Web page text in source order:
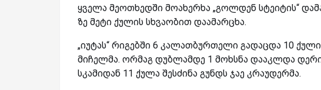
ყველა მეოთხედში მოახერხა „გოლდენ სტეიტის“
ზე მეტი ქულის სხვაობით დაამარცხა.
„იუტას“ რიგებში 6 კალათბურთელი გადაცდა 10
მიჩელმა. ორმაგ დუბლამდე 1 მოხსნა დააკლდა
სკამიდან 11 ქულა შესძინა გუნდს ჯაე კრაუდერმა.